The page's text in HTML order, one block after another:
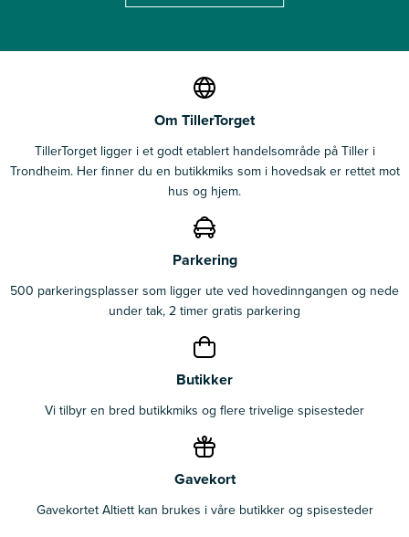
Om TillerTorget
TillerTorget ligger i et godt etablert handelsområde på Tiller i
Trondheim. Her finner du en butikkmiks som i hovedsak er rettet mot
hus og hjem.
Parkering
500 parkeringsplasser som ligger ute ved hovedinngangen og nede
under tak, 2 timer gratis parkering
Butikker
Vi tilbyr en bred butikkmiks og flere trivelige spisesteder
Gavekort
Gavekortet Altiett kan brukes i våre butikker og spisesteder